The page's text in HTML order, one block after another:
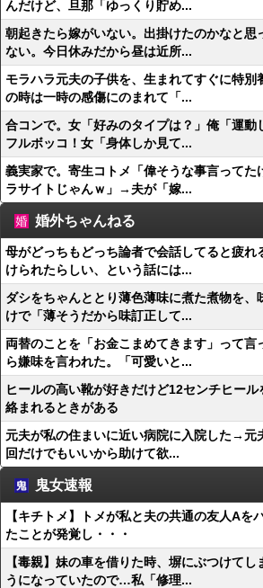
んだけど、旦那「ゆっくり貯め...
朝起きたら嫁がいない。出掛けたのかなと思
ない。今日休みだから昼は近所...
モラハラ元夫の子供を、生まれてすぐに特別
の時は一時の感傷にのまれて「...
合コンで。女「好みのタイプは？」俺「運
フルボッコ！女「身体しか見て...
義実家で。寄生コトメ「偉そうな事言ってた
ラサイトじゃんｗ」→夫が「嫁...
婚外ちゃんねる
母がどっちもどっち論者で会話してると疲れ
けられたらしい、という話には...
ダシをちゃんととり薄色薄味に煮た煮物を、
けで「薄そうだから味訂正して...
両替のことを「お金こまめてきます」って言
ら嫌味を言われた。「可愛いと...
ヒールの高い靴が好きだけど12センチヒー
絡まれるときがある
元夫が私の住まいに近い病院に入院した→元
回だけでもいいから助けて欲...
鬼女速報
【キチトメ】トメが私と夫の共通の友人Aを
たことが発覚し・・・
【毒親】妹の車を借りた時、塀にぶつけて
うになっていたので…私「修理...